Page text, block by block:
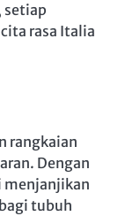
setiap
rasa Italia
rangkaian
Dengan
menjanjikan
tubuh